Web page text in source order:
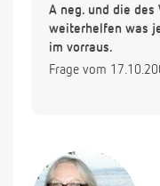
A neg. und die des
weiterhelfen was
im vorraus.
Frage vom